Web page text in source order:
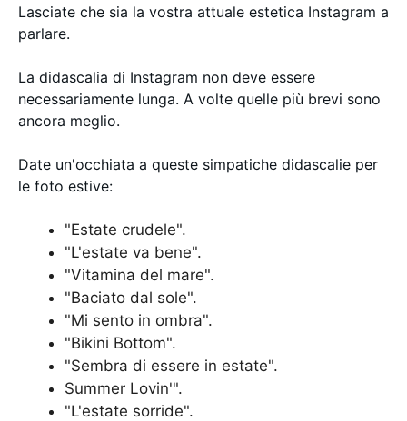
Lasciate che sia la vostra attuale estetica Instagram a
parlare.
La didascalia di Instagram non deve essere
necessariamente lunga. A volte quelle più brevi sono
ancora meglio.
Date un'occhiata a queste simpatiche didascalie per
le foto estive:
"Estate crudele".
"L'estate va bene".
"Vitamina del mare".
"Baciato dal sole".
"Mi sento in ombra".
"Bikini Bottom".
"Sembra di essere in estate".
Summer Lovin'".
"L'estate sorride".